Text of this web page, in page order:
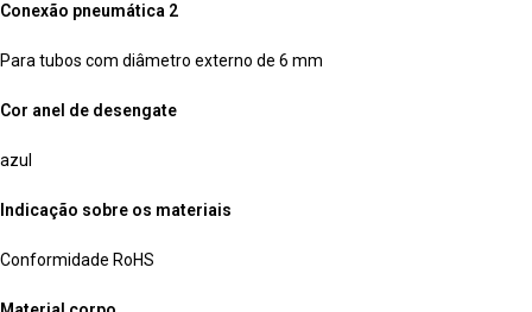
Conexão pneumática 2
Para tubos com diâmetro externo de 6 mm
Cor anel de desengate
azul
Indicação sobre os materiais
Conformidade RoHS